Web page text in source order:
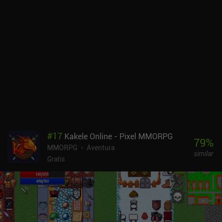
través de una suscripción mensual de 10,99 $, que desbloquea
todo el mundo del juego, un montón de nuevas misiones y objetos,
y algunas habilidades adicionales en las que participar. Sin
embargo, la experiencia Free-to-Play es genial y ofrece miles de
horas de juego.
#17 Kakele Online - Pixel MMORPG
MMORPG
Aventura
Gratis
79%
similar